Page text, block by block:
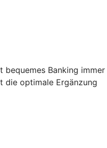
bequemes Banking immer
die optimale Ergänzung